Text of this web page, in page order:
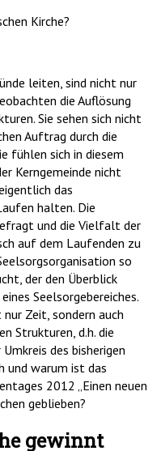
Kirche?
leiten, sind nicht nur
die Auflösung
Sie sehen sich nicht
Auftrag durch die
fühlen sich in diesem
Kerngemeinde nicht
das
halten. Die
und die Vielfalt der
auf dem Laufenden zu
so
der den Überblick
Seelsorgebereiches.
Zeit, sondern auch
Strukturen, d.h. die
des bisherigen
und warum ist das
2012 „Einen neuen
geblieben?
gewinnt